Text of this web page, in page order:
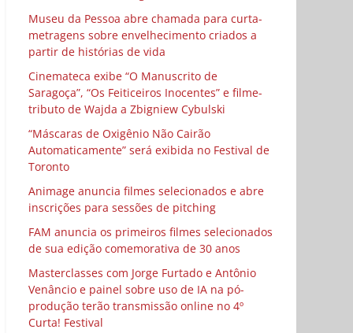
Museu da Pessoa abre chamada para curta-
metragens sobre envelhecimento criados a
partir de histórias de vida
Cinemateca exibe “O Manuscrito de
Saragoça”, “Os Feiticeiros Inocentes” e filme-
tributo de Wajda a Zbigniew Cybulski
“Máscaras de Oxigênio Não Cairão
Automaticamente” será exibida no Festival de
Toronto
Animage anuncia filmes selecionados e abre
inscrições para sessões de pitching
FAM anuncia os primeiros filmes selecionados
de sua edição comemorativa de 30 anos
Masterclasses com Jorge Furtado e Antônio
Venâncio e painel sobre uso de IA na pó-
produção terão transmissão online no 4º
Curta! Festival